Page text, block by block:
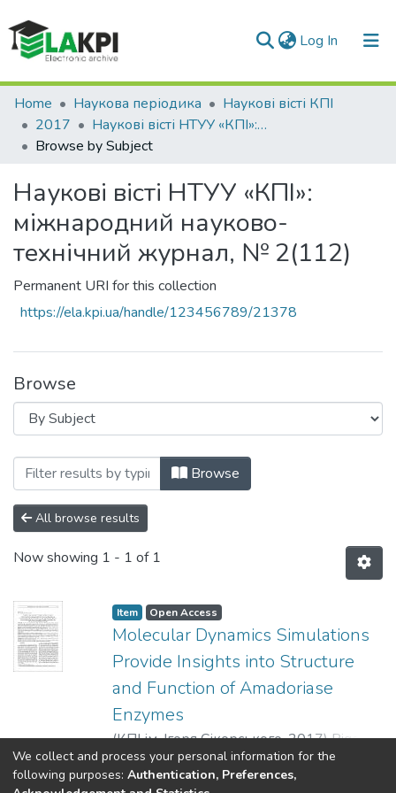
Log In (current)
Communities & Collections
All of DSpace
Home Наукова періодика
Наукові вісті КПІ
2017
Наукові вісті НТУУ «КПІ»: міжнародний науково-технічний журнал, № 2(112)
Browse by Subject
Наукові вісті НТУУ «КПІ»:
міжнародний науково-
технічний журнал, № 2(112)
Permanent URI for this collection
https://ela.kpi.ua/handle/123456789/21378
Browse
Browsing Наукові вісті НТУУ «КПІ»:
Browse
All browse results
Now showing 1 - 1 of 1
Item Open Access
Molecular Dynamics Simulations
Provide Insights into Structure
and Function of Amadoriase
Enzymes
(КПІ ім. Ігоря Сікорського,2017)Rigoldi,
Federica;Spero, Ludovica;Vedove, Andrea
Dalle;Redaelli, Alberto;Parisini, Emilio
Show more
We collect and process your personal information for the
following purposes: Authentication, Preferences,